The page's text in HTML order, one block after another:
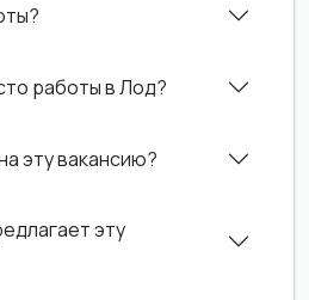
работы в Лод?
эту вакансию?
эту